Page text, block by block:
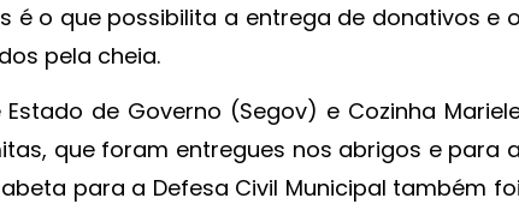
é o que possibilita a entrega de donativos e o
pela cheia.
de Governo (Segov) e Cozinha
que foram entregues nos abrigos e para a
para a Defesa Civil Municipal também foi